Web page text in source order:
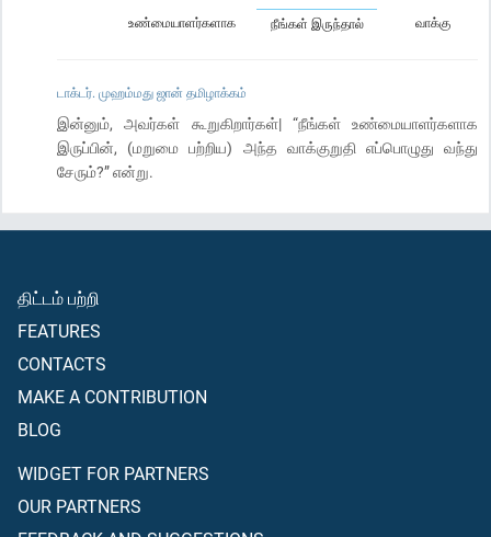
வாக்கு
நீங்கள் இருந்தால்
உண்மையாளர்களாக
டாக்டர். முஹம்மது ஜான் தமிழாக்கம்
இன்னும், அவர்கள் கூறுகிறார்கள்| “நீங்கள் உண்மையாளர்களாக
இருப்பின், (மறுமை பற்றிய) அந்த வாக்குறுதி எப்பொழுது வந்து
சேரும்?” என்று.
திட்டம் பற்றி
FEATURES
CONTACTS
MAKE A CONTRIBUTION
BLOG
WIDGET FOR PARTNERS
OUR PARTNERS